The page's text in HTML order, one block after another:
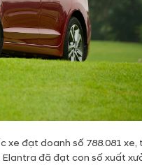
đạt doanh số 788.081
đã đạt con số xuất